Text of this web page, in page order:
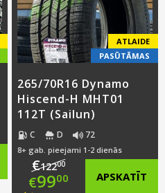
ATLAIDE
PASŪTĀMAS
265/70R16 Dynamo
Hiscend-H MHT01
112T (Sailun)
C D 72
8+ gab. pieejami 1-2 dienās
€12200
Original
€9900 APSKATĪT